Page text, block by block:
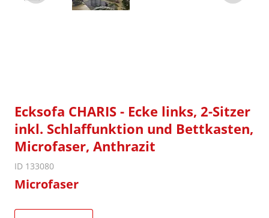
Ecksofa CHARIS - Ecke links, 2-Sitzer
inkl. Schlaffunktion und Bettkasten,
Microfaser, Anthrazit
ID 133080
Microfaser